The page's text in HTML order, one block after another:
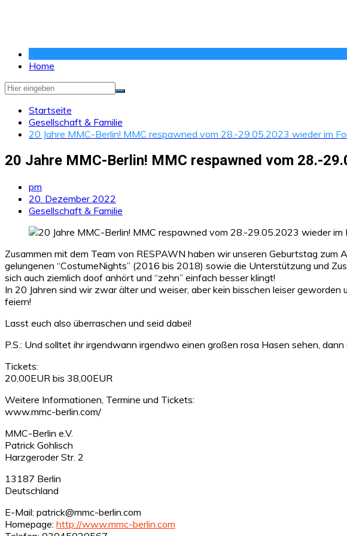
Home
Startseite
Gesellschaft & Familie
20 Jahre MMC-Berlin! MMC respawned vom 28.-29.05.2023 wieder im
20 Jahre MMC-Berlin! MMC respawned vom 28.-
pm
20. Dezember 2022
Gesellschaft & Familie
Zusammen mit dem Team von RESPAWN haben wir unseren Geburtstag
gelungenen “CostumeNights” (2016 bis 2018) sowie die Unterstützung und
sich auch ziemlich doof anhört und “zehn” einfach besser klingt!
In 20 Jahren sind wir zwar älter und weiser, aber kein bisschen leiser
feiern!
Lasst euch also überraschen und seid dabei!
P.S.: Und solltet ihr irgendwann irgendwo einen großen rosa Hasen sehen, dann
Tickets:
20,00EUR bis 38,00EUR
Weitere Informationen, Termine und Tickets:
www.mmc-berlin.com/
MMC-Berlin e.V.
Patrick Gohlisch
Harzgeroder Str. 2
13187 Berlin
Deutschland
E-Mail: patrick@mmc-berlin.com
Homepage: http://www.mmc-berlin.com